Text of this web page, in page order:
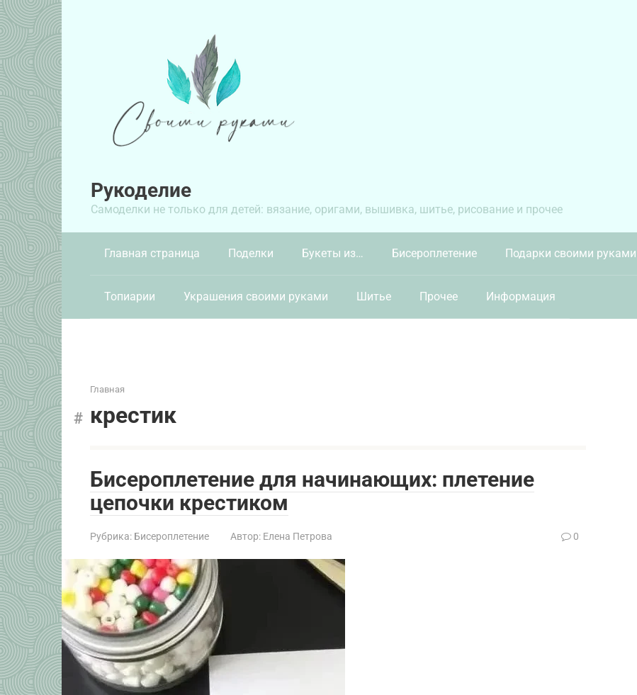
Перейти
к
контенту
Рукоделие
Самоделки не только для детей: вязание, оригами, вышивка, шитье, рисование и прочее
Главная страница Поделки Букеты из… Бисероплетение Подарки своими руками
Топиарии Украшения своими руками Шитье Прочее Информация
Главная
крестик
Бисероплетение для начинающих: плетение
цепочки крестиком
Рубрика: Бисероплетение Автор: Елена Петрова 0